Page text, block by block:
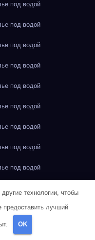
под водой
под водой
под водой
под водой
под водой
под водой
под водой
под водой
под водой
под водой
под водой
технологии, чтобы
предоставить лучший
OK